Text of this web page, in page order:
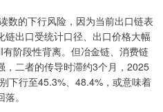
数的下行风险，因为当前出口链表
出口受统计口径、出口价格大幅
阶段性背离。但冶金链、消费链
，二者的传导时滞约3个月，2025
下行至45.3%、48.4%，或意味着
。